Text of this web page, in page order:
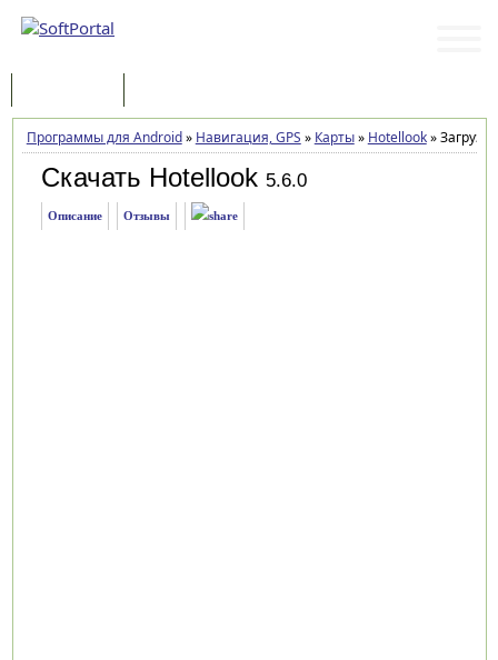
Программы для Android» Навигация, GPS » Карты» Hotellook»Загрузка
Скачать Hotellook 5.6.0
Описание Отзывы